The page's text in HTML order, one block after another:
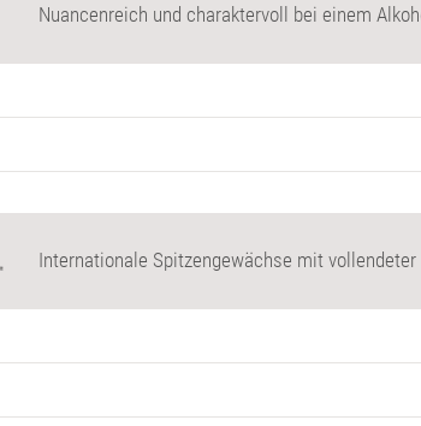
Nuancenreich und charaktervoll bei einem
Internationale Spitzengewächse mit